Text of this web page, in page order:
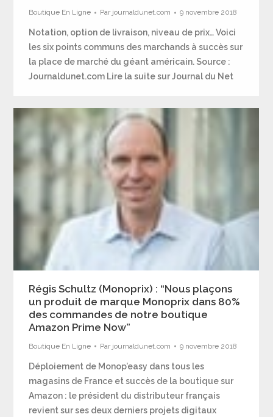
Boutique En Ligne Par journaldunet.com 9 novembre 2018
Notation, option de livraison, niveau de prix… Voici
les six points communs des marchands à succès sur
la place de marché du géant américain. Source :
Journaldunet.com Lire la suite sur Journal du Net
Régis Schultz (Monoprix) : “Nous plaçons
un produit de marque Monoprix dans 80%
des commandes de notre boutique
Amazon Prime Now”
Boutique En Ligne Par journaldunet.com 9 novembre 2018
Déploiement de Monop’easy dans tous les
magasins de France et succès de la boutique sur
Amazon : le président du distributeur français
revient sur ses deux derniers projets digitaux